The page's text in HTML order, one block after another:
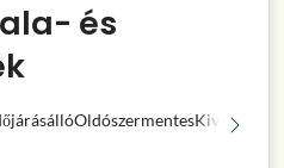
és
OldószermentesKiváló